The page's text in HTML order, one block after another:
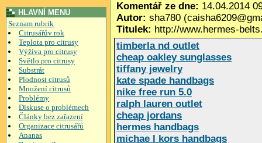
HLAVNÍ MENU
Seznam rubrik
Citrusářův rok
Teplota pro citrusy
Výživa pro citrusy
Světlo pro citrusy
Substrát
Plodnost citrusů
Množení citrusů
Problémy
Diskuse o problémech
Články bez zařazení
Organizace citrusářů
Ananas
Komentář ze dne: 14.04.2014
Autor: sha780
Titulek: http://www.hermes-
timberla nd outlet
cheap oakley sunglasses
tiffany jewelry
kate spade handbags
nike free run 5.0
ralph lauren outlet
cheap jordans
hermes handbags
michae l kors handbags